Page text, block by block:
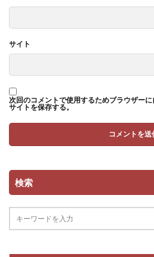
サイト
次回のコメントで使用するためブラウザーに
サイトを保存する。
検索